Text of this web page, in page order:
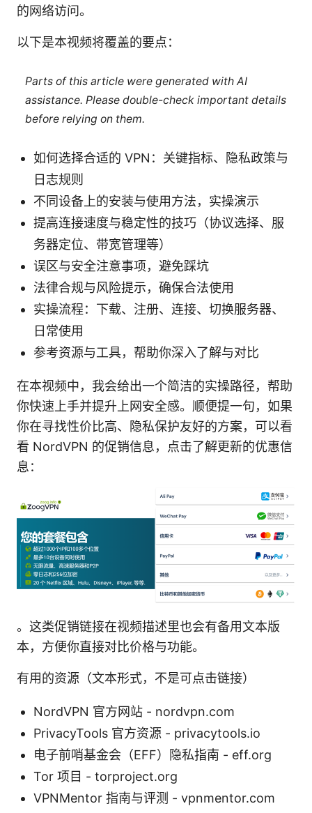
的网络访问。
以下是本视频将覆盖的要点：
Parts of this article were generated with AI
assistance. Please double-check important details
before relying on them.
如何选择合适的 VPN：关键指标、隐私政策与
日志规则
不同设备上的安装与使用方法，实操演示
提高连接速度与稳定性的技巧（协议选择、服
务器定位、带宽管理等）
误区与安全注意事项，避免踩坑
法律合规与风险提示，确保合法使用
实操流程：下载、注册、连接、切换服务器、
日常使用
参考资源与工具，帮助你深入了解与对比
在本视频中，我会给出一个简洁的实操路径，帮助
你快速上手并提升上网安全感。顺便提一句，如果
你在寻找性价比高、隐私保护友好的方案，可以看
看 NordVPN 的促销信息，点击了解更新的优惠信
息：
。这类促销链接在视频描述里也会有备用文本版
本，方便你直接对比价格与功能。
有用的资源（文本形式，不是可点击链接）
NordVPN 官方网站 - nordvpn.com
PrivacyTools 官方资源 - privacytools.io
电子前哨基金会（EFF）隐私指南 - eff.org
Tor 项目 - torproject.org
VPNMentor 指南与评测 - vpnmentor.com